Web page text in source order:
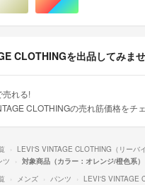
ー/銀色系ゴールド/金色系マルチカラー
CLOTHINGを出品してみま
売れる!
CLOTHINGの売れ筋価格をチ
LEVI'S VINTAGE CLOTHING（リーバ
ツ
対象商品（カラー：オレンジ/橙色系）
メンズ パンツ LEVI'S VINTAGE